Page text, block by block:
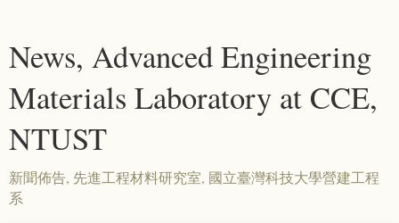
News, Advanced Engineering
Materials Laboratory at CCE,
NTUST
新聞佈告, 先進工程材料研究室, 國立臺灣科技大學營建工程
系